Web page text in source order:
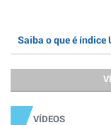
Saiba o que é índice
VÍDEOS